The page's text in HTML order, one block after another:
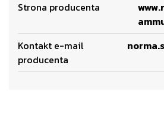
Strona producenta
Kontakt e-mail
producenta